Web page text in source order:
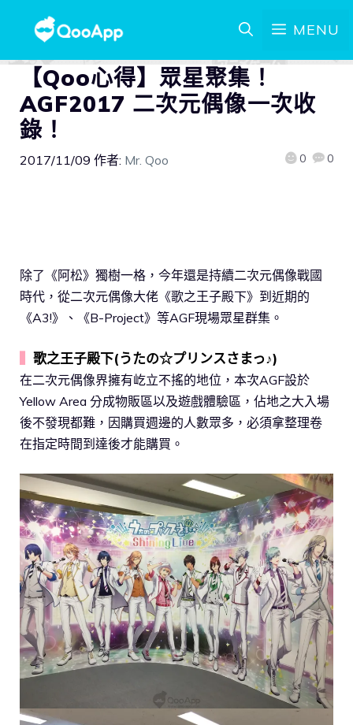
MENU
【Qoo心得】眾星聚集！
AGF2017 二次元偶像一次收
錄！
2017/11/09 作者: Mr. Qoo 0 0
除了《阿松》獨樹一格，今年還是持續二次元偶像戰國
時代，從二次元偶像大佬《歌之王子殿下》到近期的
《A3!》、《B-Project》等AGF現場眾星群集。
歌之王子殿下(うたの☆プリンスさまっ♪)
在二次元偶像界擁有屹立不搖的地位，本次AGF設於
Yellow Area 分成物販區以及遊戲體驗區，佔地之大入場
後不發現都難，因購買週邊的人數眾多，必須拿整理卷
在指定時間到達後才能購買。